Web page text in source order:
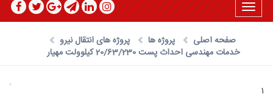
Toggle
navigation
صفحه اصلی
پروژه ها
پروژه های انتقال نیرو
خدمات مهندسی احداث پست 20/63/230 کیلوولت مهیار
1